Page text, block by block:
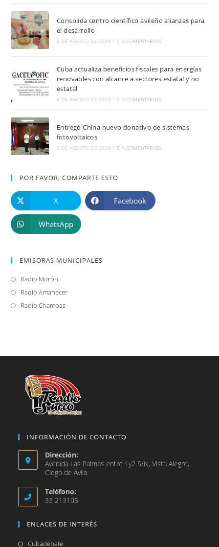
Consolida centro científico avileño alianzas para
el desarrollo
8 DE AGOSTO DE 2026 / SIN COMENTARIOS
Cuba actualiza beneficios fiscales para energías
renovables con alcance a sectores estatal y no
estatal
8 DE AGOSTO DE 2026 / SIN COMENTARIOS
Entregó China nuevo donativo de sistemas
fotovoltaicos
8 DE AGOSTO DE 2026 / SIN COMENTARIOS
POR FAVOR, COMPARTE ESTO
X Facebook
WhatsApp
EMISORAS MUNICIPALES
Radio Morón
abre
en
Radio AmanecerSe
Radio ChambasSe
nueva
INFORMACIÓN DE CONTACTO
Dirección:
Avenida Las Palmas entre 1y2 S/N, Vista Alegre,
Ciego de Ávila
Teléfono:
33 213105
ENLACES DE INTERÉS
CubadebateSe